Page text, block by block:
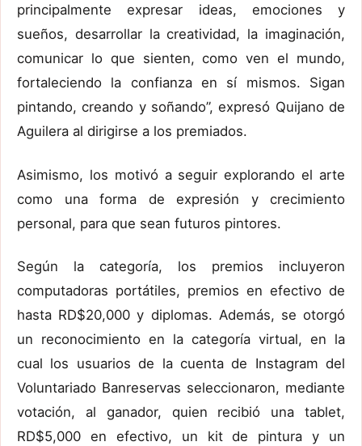
principalmente expresar ideas, emociones y
sueños, desarrollar la creatividad, la imaginación,
comunicar lo que sienten, como ven el mundo,
fortaleciendo la confianza en sí mismos. Sigan
pintando, creando y soñando”, expresó Quijano de
Aguilera al dirigirse a los premiados.
Asimismo, los motivó a seguir explorando el arte
como una forma de expresión y crecimiento
personal, para que sean futuros pintores.
Según la categoría, los premios incluyeron
computadoras portátiles, premios en efectivo de
hasta RD$20,000 y diplomas. Además, se otorgó
un reconocimiento en la categoría virtual, en la
cual los usuarios de la cuenta de Instagram del
Voluntariado Banreservas seleccionaron, mediante
votación, al ganador, quien recibió una tablet,
RD$5,000 en efectivo, un kit de pintura y un